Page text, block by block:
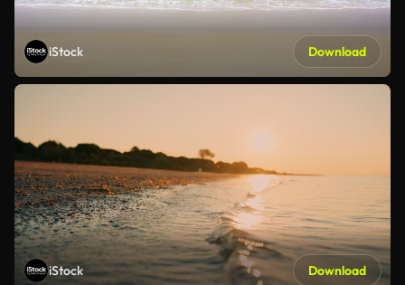
iStock Download
iStock Download